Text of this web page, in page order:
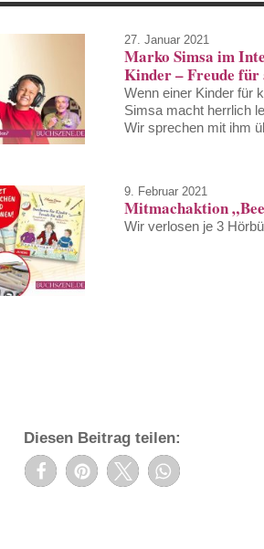
27. Januar 2021
Marko Simsa im
Kinder – Freude für
Wenn einer Kinder für
Simsa macht herrlich
Wir sprechen mit ihm
9. Februar 2021
Mitmachaktion
Wir verlosen je 3
Diesen Beitrag teilen: